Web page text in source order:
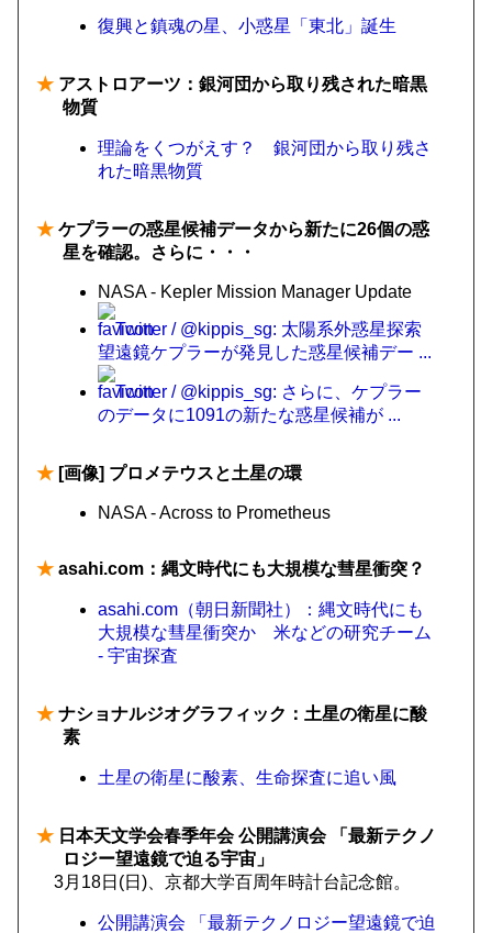
復興と鎮魂の星、小惑星「東北」誕生
★ アストロアーツ：銀河団から取り残された暗黒
物質
理論をくつがえす？ 銀河団から取り残さ
れた暗黒物質
★ ケプラーの惑星候補データから新たに26個の惑
星を確認。さらに・・・
NASA - Kepler Mission Manager Update
Twitter / @kippis_sg: 太陽系外惑星探索
望遠鏡ケプラーが発見した惑星候補デー ...
Twitter / @kippis_sg: さらに、ケプラー
のデータに1091の新たな惑星候補が ...
★ [画像] プロメテウスと土星の環
NASA - Across to Prometheus
★ asahi.com：縄文時代にも大規模な彗星衝突？
asahi.com（朝日新聞社）：縄文時代にも
大規模な彗星衝突か 米などの研究チーム
- 宇宙探査
★ ナショナルジオグラフィック：土星の衛星に酸
素
土星の衛星に酸素、生命探査に追い風
★ 日本天文学会春季年会 公開講演会 「最新テクノ
ロジー望遠鏡で迫る宇宙」
3月18日(日)、京都大学百周年時計台記念館。
公開講演会 「最新テクノロジー望遠鏡で迫